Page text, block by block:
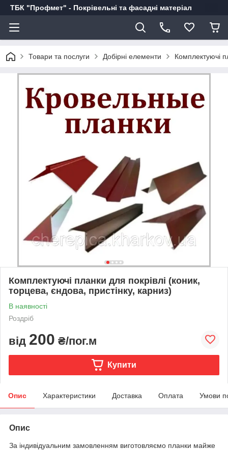
ТБК "Профмет" - Покрівельні та фасадні матеріал
Товари та послуги Добірні елементи Комплектуючі
Комплектуючі планки для покрівлі (коник,
торцева, єндова, пристінку, карниз)
В наявності
Роздріб
від 200 ₴/пог.м
Купити
Опис Характеристики Доставка Оплата Умови
Опис
За індивідуальним замовленням виготовляємо планки майже